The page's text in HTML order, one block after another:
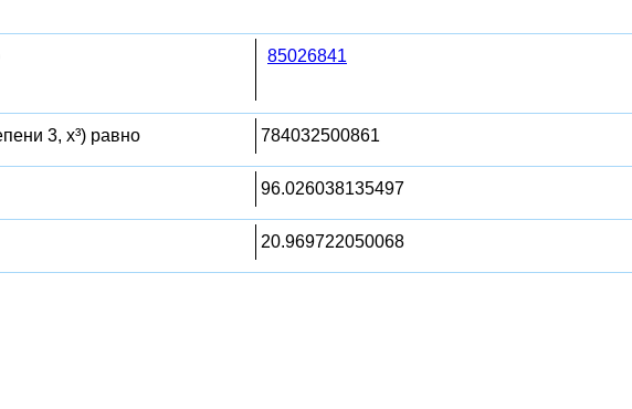
85026841
3, x³) равно 784032500861
96.026038135497
20.969722050068